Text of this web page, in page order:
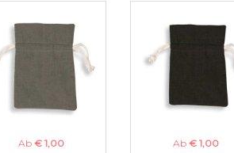
Ab € 1,00
Ab € 1,00